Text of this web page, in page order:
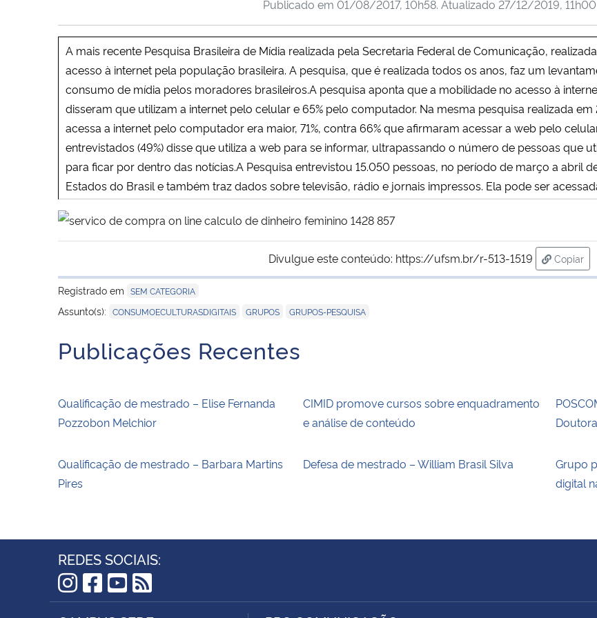
Publicado em 01/08/2017, 10h58. Atualizado 27/12/2019, 11h00
A mais recente Pesquisa Brasileira de Mídia realizada pela Secretaria Federal de Comunicação,
acesso à internet pela população brasileira. A pesquisa, que é realizada todos os anos, faz um
consumo de mídia pelos moradores brasileiros.A pesquisa aponta que a mobilidade no acesso à
disseram que utilizam a internet pelo celular e 65% pelo computador. Na mesma pesquisa realizada
acessa a internet pelo computador era maior, 71%, contra 66% que afirmaram acessar a web pelo
entrevistados (49%) disse que utiliza a web para se informar, ultrapassando o número de pessoas que
para ficar por dentro das notícias.A Pesquisa entrevistou 15.050 pessoas, no período de março a abril
Estados do Brasil e também traz dados sobre televisão, rádio e jornais impressos. Ela pode ser
Divulgue este conteúdo: https://ufsm.br/r-513-1519
Copiar
para
Registrado em SEM CATEGORIA
Assunto(s): CONSUMOECULTURASDIGITAIS GRUPOS GRUPOS-PESQUISA
Publicações Recentes
Qualificação de mestrado – Elise Fernanda
Pozzobon Melchior
CIMID promove cursos sobre enquadramento
e análise de conteúdo
Qualificação de mestrado – Barbara Martins
Pires
Defesa de mestrado – William Brasil Silva
Grupo
digital
REDES SOCIAIS:
Instagram
Facebook
YouTube
RSS